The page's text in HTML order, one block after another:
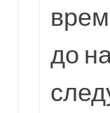
до